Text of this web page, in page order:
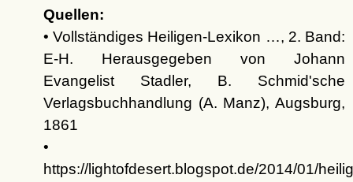
Quellen:
• Vollständiges Heiligen-Lexikon …, 2. Band:
E-H. Herausgegeben von Johann
Evangelist Stadler, B. Schmid'sche
Verlagsbuchhandlung (A. Manz), Augsburg,
1861
•
https://lightofdesert.blogspot.de/2014/01/